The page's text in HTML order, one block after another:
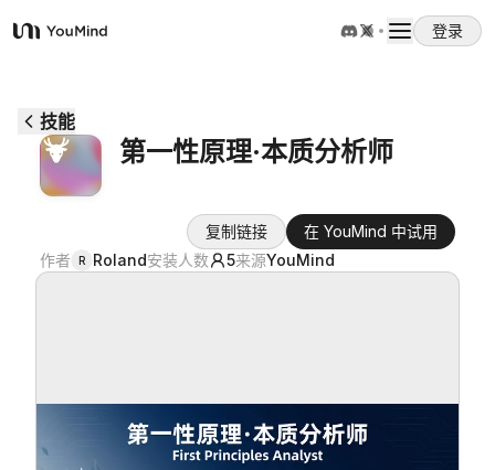
YouMind
登录
使用案例
下载
技能
第一性原理·本质分析师
复制链接
在 YouMind 中试用
作者 R Roland安装人数 5来源YouMind